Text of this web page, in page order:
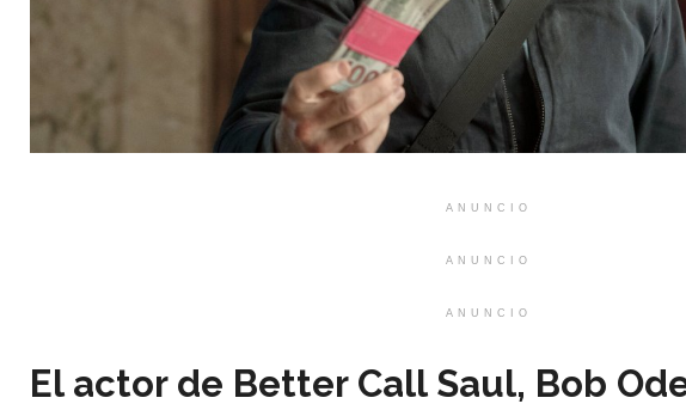
ANUNCIO
ANUNCIO
ANUNCIO
El actor de Better Call Saul, Bob